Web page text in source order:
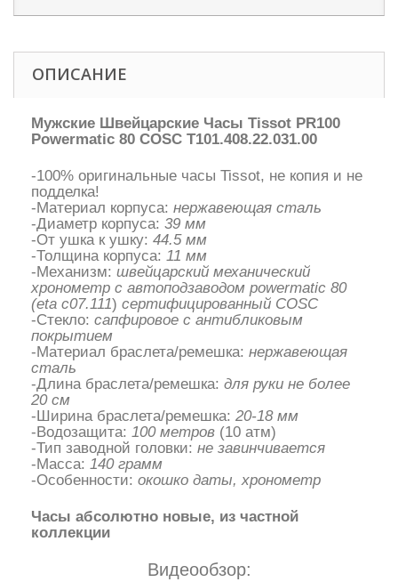
ОПИСАНИЕ
Мужские Швейцарские Часы Tissot PR100
Powermatic 80 COSC T101.408.22.031.00
-100% оригинальные часы Tissot, не копия и не
подделка!
-Материал корпуса: нержавеющая сталь
-Диаметр корпуса: 39 мм
-От ушка к ушку: 44.5 мм
-Толщина корпуса: 11 мм
-Механизм: швейцарский механический
хронометр с автоподзаводом powermatic 80
(eta c07.111) сертифицированный COSC
-Стекло: сапфировое с антибликовым
покрытием
-Материал браслета/ремешка: нержавеющая
сталь
-Длина браслета/ремешка: для руки не более
20 см
-Ширина браслета/ремешка: 20-18 мм
-Водозащита: 100 метров (10 атм)
-Тип заводной головки: не завинчивается
-Масса: 140 грамм
-Особенности: окошко даты, хронометр
Часы абсолютно новые, из частной
коллекции
Видеообзор: